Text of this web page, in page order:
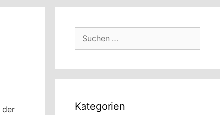
der
Kategorien